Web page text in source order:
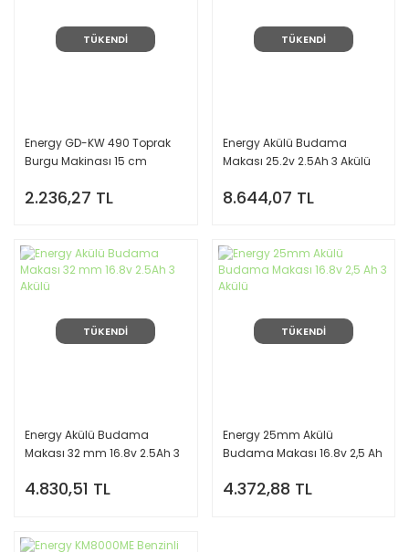
TÜKENDİ
Energy GD-KW 490 Toprak
Burgu Makinası 15 cm
2.236,27 TL
TÜKENDİ
Energy Akülü Budama
Makası 25.2v 2.5Ah 3 Akülü
8.644,07 TL
TÜKENDİ
Energy Akülü Budama
Makası 32 mm 16.8v 2.5Ah 3
4.830,51 TL
TÜKENDİ
Energy 25mm Akülü
Budama Makası 16.8v 2,5 Ah
4.372,88 TL